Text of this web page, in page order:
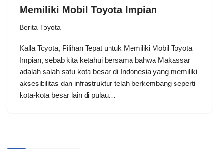
Memiliki Mobil Toyota Impian
Berita Toyota
Kalla Toyota, Pilihan Tepat untuk Memiliki Mobil Toyota
Impian, sebab kita ketahui bersama bahwa Makassar
adalah salah satu kota besar di Indonesia yang memiliki
aksesibilitas dan infrastruktur telah berkembang seperti
kota-kota besar lain di pulau…